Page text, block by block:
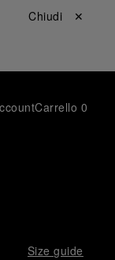
Chiudi ✕
Carrello 0
Size guide